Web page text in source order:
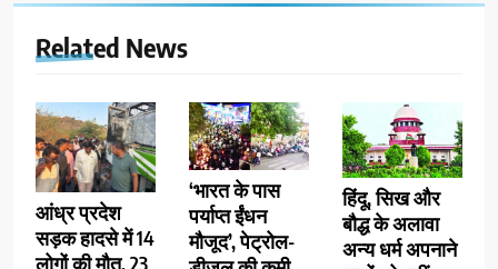
Related News
आंध्र प्रदेश
सड़क हादसे में 14
लोगों की मौत, 23
‘भारत के पास
पर्याप्त ईंधन
मौजूद’, पेट्रोल-
हिंदू, सिख और
बौद्ध के अलावा
अन्य धर्म अपनाने